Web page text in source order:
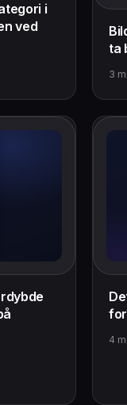
i
ved
ta
3
4